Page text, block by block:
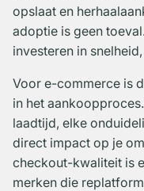
opslaat en
adoptie is geen
investeren in
Voor e-commerce is
in het
laadtijd, elke
direct impact op je
checkout-kwaliteit is
merken die